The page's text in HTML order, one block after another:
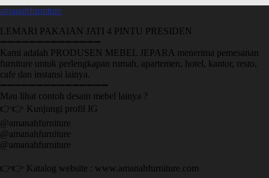
amanahfurniture
LEMARI PAKAIAN JATI 4 PINTU PRESIDEN
➖➖➖➖➖➖➖➖➖➖➖➖➖➖
Kami adalah PRODUSEN MEBEL JEPARA menerima pemesanan
furniture untuk perlengkapan rumah, apartemen, hotel, kantor, resto,
cafe dan instansi lainya.
➖➖➖➖➖➖➖➖➖➖➖➖➖➖➖
Mau lihat contoh desain mebel lainya ?
👉👉 Kunjungi profil IG
@amanahfurniture
@amanahfurniture
@amanahfurniture
👉👉 Katalog website : www.amanahfurniture.com